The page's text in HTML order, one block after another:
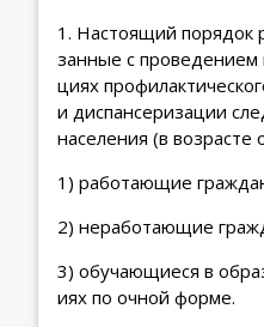
1. Настоящий порядок
занные с проведением
циях
и диспансеризации
населения (в возрасте
1) работающие
2) неработающие
3) обучающиеся в
иях по очной форме.